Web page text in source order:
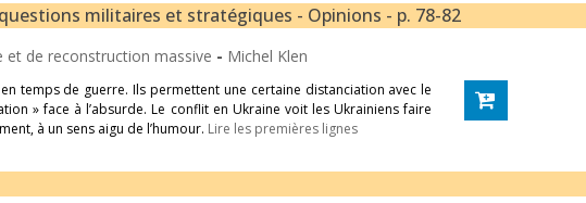
militaires et stratégiques - Opinions - p. 78-82
et de reconstruction massive - Michel Klen
temps de guerre. Ils permettent une certaine distanciation avec le
» face à l’absurde. Le conflit en Ukraine voit les Ukrainiens faire
à un sens aigu de l’humour. Lire les premières lignes